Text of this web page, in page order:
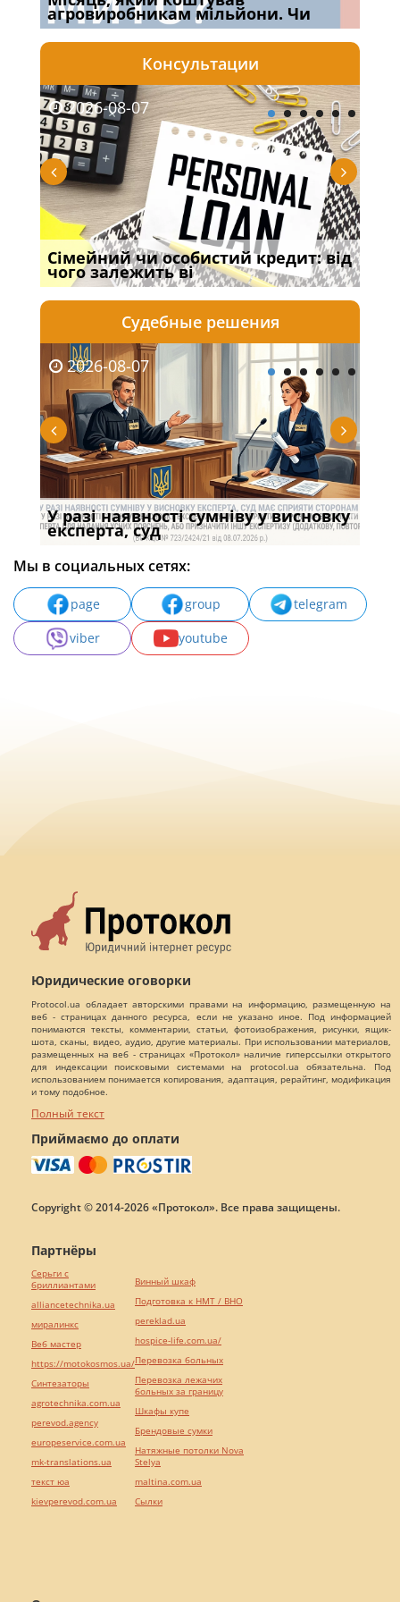
агровиробникам мільйони. Чи
Консультации
2026-08-07
Сімейний чи особистий кредит: від
чого залежить ві
Судебные решения
2026-08-07
У разі наявності сумніву у висновку
експерта, суд
Мы в социальных сетях:
page group
telegram
viber
youtube
Юридические оговорки
Protocol.ua обладает авторскими правами на информацию, размещенную на
веб - страницах данного ресурса, если не указано иное. Под информацией
понимаются тексты, комментарии, статьи, фотоизображения, рисунки, ящик-
шота, сканы, видео, аудио, другие материалы. При использовании материалов,
размещенных на веб - страницах «Протокол» наличие гиперссылки открытого
для индексации поисковыми системами на protocol.ua обязательна. Под
использованием понимается копирования, адаптация, рерайтинг, модификация
и тому подобное.
Полный текст
Приймаємо до оплати
Copyright © 2014-2026 «Протокол». Все права защищены.
Партнёры
Серьги с
бриллиантами
alliancetechnika.ua
миралинкс
Веб мастер
https://motokosmos.ua/
Синтезаторы
agrotechnika.com.ua
perevod.agency
europeservice.com.ua
mk-translations.ua
текст юа
kievperevod.com.ua
Винный шкаф
Подготовка к НМТ / ВНО
pereklad.ua
hospice-life.com.ua/
Перевозка больных
Перевозка лежачих
больных за границу
Шкафы купе
Брендовые сумки
Натяжные потолки Nova
Stelya
maltina.com.ua
Cылки